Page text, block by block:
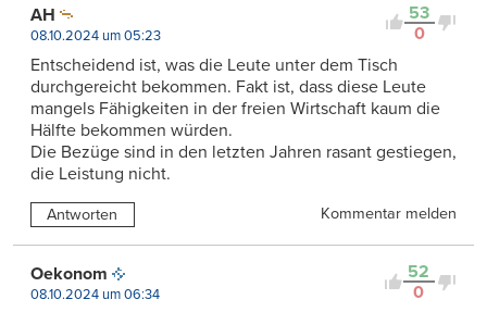
53
0
AH
08.10.2024 um 05:23
Entscheidend ist, was die Leute unter dem Tisch
durchgereicht bekommen. Fakt ist, dass diese Leute
mangels Fähigkeiten in der freien Wirtschaft kaum die
Hälfte bekommen würden.
Die Bezüge sind in den letzten Jahren rasant gestiegen,
die Leistung nicht.
Antworten Kommentar melden
52
0
Oekonom
08.10.2024 um 06:34